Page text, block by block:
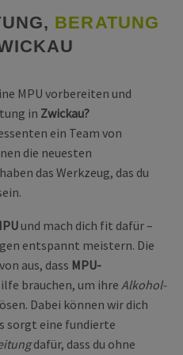
BERATUNG
MPU vorbereiten und
in Zwickau?
ein Team von
die neuesten
das Werkzeug, das du
und mach dich fit dafür –
entspannt meistern. Die
aus, dass MPU-
brauchen, um ihre Alkohol-
Dabei können wir dich
sorgt eine fundierte
dafür, dass du ohne